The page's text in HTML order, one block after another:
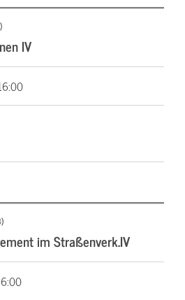
IV
im Straßenverk.IV